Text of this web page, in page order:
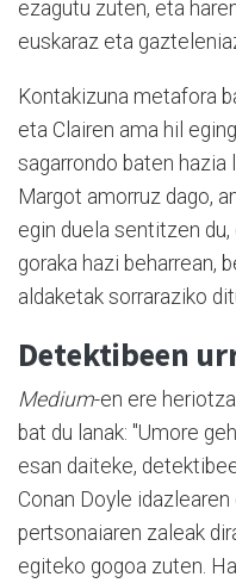
ezagutu zuten, eta
euskaraz eta
Kontakizuna metafora
eta Clairen ama hil
sagarrondo baten hazia
Margot amorruz dago,
egin duela sentitzen
goraka hazi beharrean,
aldaketak sorraraziko
Detektibeen
Medium-en ere
bat du lanak: "Umore
esan daiteke,
Conan Doyle
pertsonaiaren zaleak
egiteko gogoa zuten.